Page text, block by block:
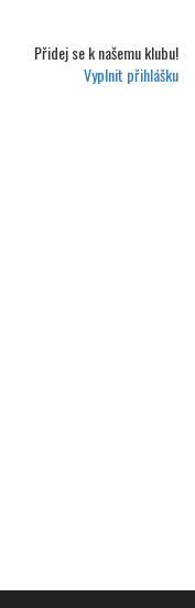
Přidej se knašemu klubu!
Vyplnit přihlášku